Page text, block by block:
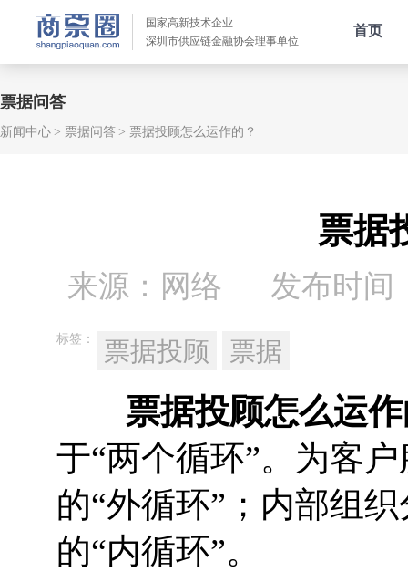
国家高新技术企业
深圳市供应链金融协会理事单位
首页
票据问答
新闻中心 票据问答 票据投顾怎么运作的？
票据
来源：网络 发布时间
标签： 票据投顾 票据
票据投顾怎么运
于“两个循环”。为客
的“外循环”；内部组
的“内循环”。